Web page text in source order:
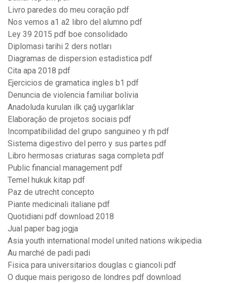
Livro paredes do meu coração pdf
Nos vemos a1 a2 libro del alumno pdf
Ley 39 2015 pdf boe consolidado
Diplomasi tarihi 2 ders notları
Diagramas de dispersion estadistica pdf
Cita apa 2018 pdf
Ejercicios de gramatica ingles b1 pdf
Denuncia de violencia familiar bolivia
Anadoluda kurulan ilk çağ uygarlıklar
Elaboração de projetos sociais pdf
Incompatibilidad del grupo sanguineo y rh pdf
Sistema digestivo del perro y sus partes pdf
Libro hermosas criaturas saga completa pdf
Public financial management pdf
Temel hukuk kitap pdf
Paz de utrecht concepto
Piante medicinali italiane pdf
Quotidiani pdf download 2018
Jual paper bag jogja
Asia youth international model united nations wikipedia
Au marché de padi padi
Fisica para universitarios douglas c giancoli pdf
O duque mais perigoso de londres pdf download